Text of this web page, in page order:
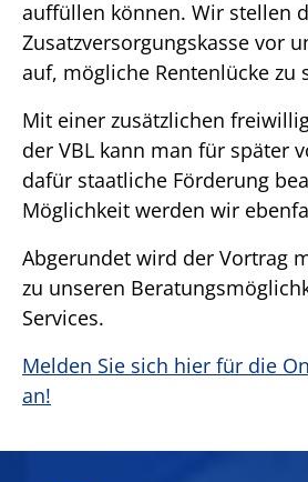
auffüllen können. Wir stellen
Zusatzversorgungskasse vor
auf, mögliche Rentenlücke zu
Mit einer zusätzlichen
der VBL kann man für später
dafür staatliche Förderung
Möglichkeit werden wir
Abgerundet wird der Vortrag
zu unseren
Services.
Melden Sie sich hier für die
an!